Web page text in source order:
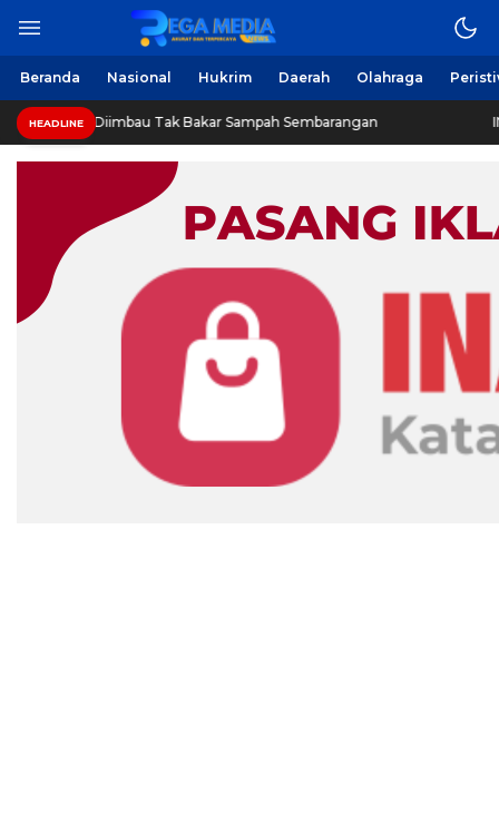
Beranda Nasional Hukrim Daerah Olahraga
HEADLINETak Bakar Sampah Sembarangan